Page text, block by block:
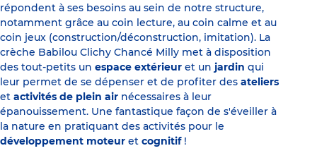
répondent à ses besoins au sein de notre structure,
notamment grâce au coin lecture, au coin calme et au
coin jeux (construction/déconstruction, imitation). La
crèche Babilou Clichy Chancé Milly met à disposition
des tout-petits un espace extérieur et un jardin qui
leur permet de se dépenser et de profiter des ateliers
et activités de plein air nécessaires à leur
épanouissement. Une fantastique façon de s'éveiller à
la nature en pratiquant des activités pour le
développement moteur et cognitif!